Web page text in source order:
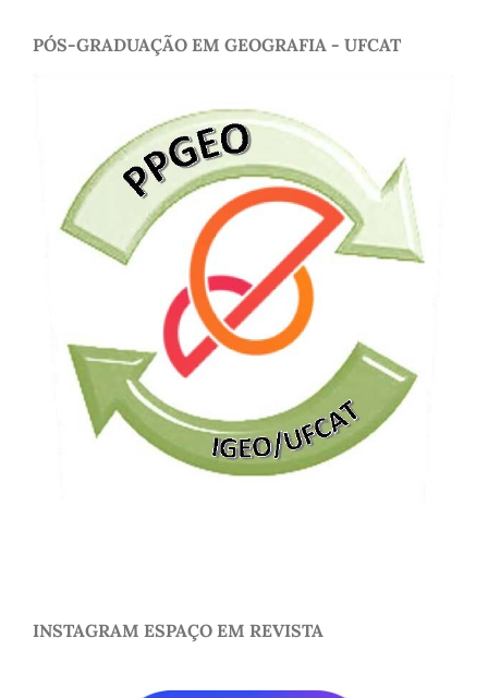
PÓS-GRADUAÇÃO EM GEOGRAFIA - UFCAT
INSTAGRAM ESPAÇO EM REVISTA